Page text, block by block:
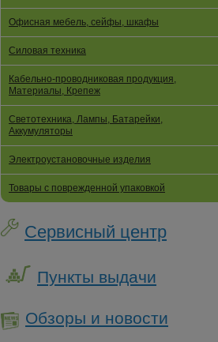
Офисная мебель, сейфы, шкафы
Силовая техника
Кабельно-проводниковая продукция,
Материалы, Крепеж
Светотехника, Лампы, Батарейки,
Аккумуляторы
Электроустановочные изделия
Товары с поврежденной упаковкой
Сервисный центр
Пункты выдачи
Обзоры и новости